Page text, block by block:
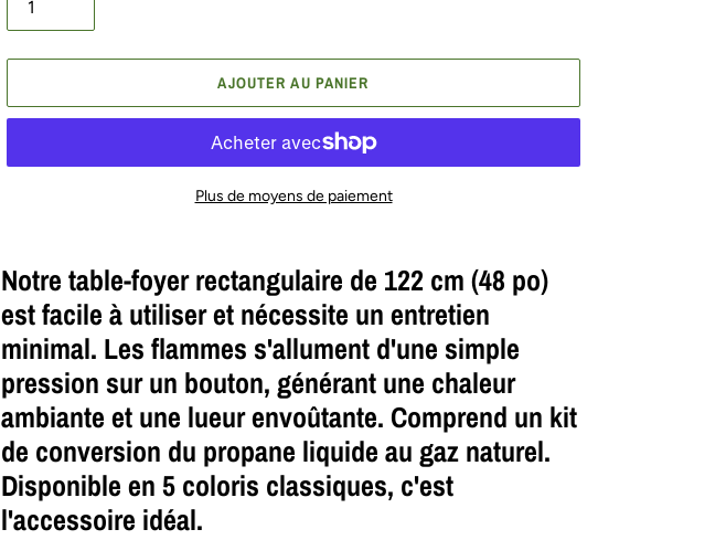
AJOUTER AU PANIER
Plus de moyens de paiement
d'un
produit
à
votre
panier
Notre table-foyer rectangulaire de 122 cm (48 po)
est facile à utiliser et nécessite un entretien
minimal. Les flammes s'allument d'une simple
pression sur un bouton, générant une chaleur
ambiante et une lueur envoûtante. Comprend un kit
de conversion du propane liquide au gaz naturel.
Disponible en 5 coloris classiques, c'est
l'accessoire idéal.